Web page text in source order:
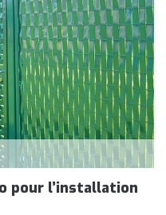
pour l’installation